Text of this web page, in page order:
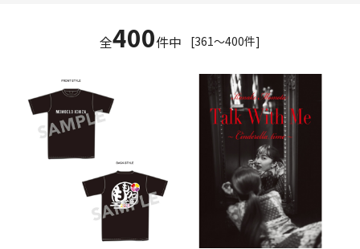
[361～400件]
全400件中